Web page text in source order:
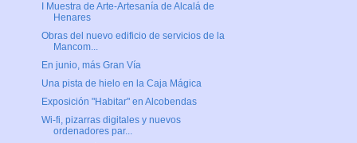
I Muestra de Arte-Artesanía de Alcalá de
Henares
Obras del nuevo edificio de servicios de la
Mancom...
En junio, más Gran Vía
Una pista de hielo en la Caja Mágica
Exposición "Habitar" en Alcobendas
Wi-fi, pizarras digitales y nuevos
ordenadores par...